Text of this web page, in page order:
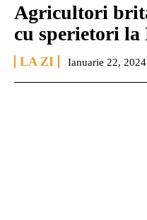
Agricultori
cu sperietori la
LA ZI Ianuarie 22, 2024